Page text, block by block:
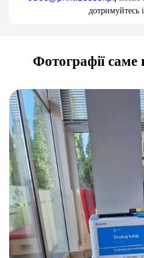
дотримуйтесь
Фотографії саме